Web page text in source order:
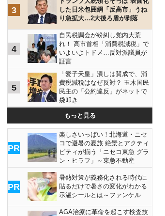
3
した日米包囲網「反高市」うね
り急拡大…2大後ろ盾が剥落
4
自民税調会が紛糾し党内大荒
れ！ 高市首相「消費税減税」で
いよいよトドメ…反対派議員が
証言
5
「愛子天皇」潰しは賛成で、消
費税減税はなぜ反対？ 玉木国民
民主の「公約違反」がネットで
袋叩き
もっと見る
PR
楽しさいっぱい！北海道・ニセ
コで避暑の夏旅 絶景とアクティ
ビティが揃う「ニセコ東急 グラ
ン・ヒラフ」～東急不動産
PR
暑熱対策が義務化される時代に
貼るだけで暑さの変化がわかる
示温シールとは～ファンケル
AGA治療に革命を起こす検査技